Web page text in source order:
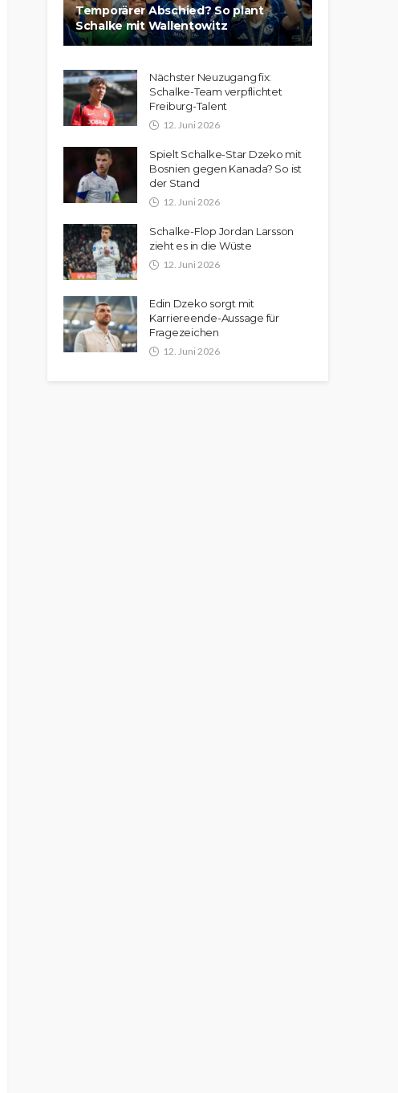
Temporärer Abschied? So plant
Schalke mit Wallentowitz
Nächster Neuzugang fix:
Schalke-Team verpflichtet
Freiburg-Talent
12. Juni 2026
Spielt Schalke-Star Dzeko mit
Bosnien gegen Kanada? So ist
der Stand
12. Juni 2026
Schalke-Flop Jordan Larsson
zieht es in die Wüste
12. Juni 2026
Edin Dzeko sorgt mit
Karriereende-Aussage für
Fragezeichen
12. Juni 2026